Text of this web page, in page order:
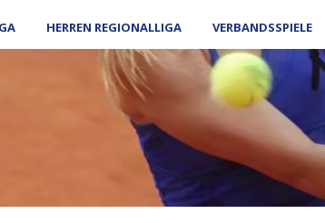
HERREN REGIONALLIGA VERBANDSSPIELE